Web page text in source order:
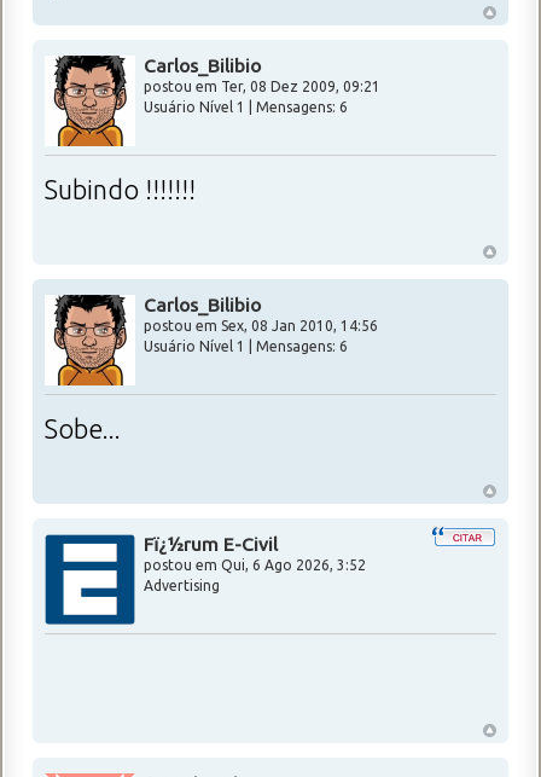
Carlos_Bilibio
postou em Ter, 08 Dez 2009, 09:21
Usuário Nível 1 | Mensagens: 6
Subindo !!!!!!!
Carlos_Bilibio
postou em Sex, 08 Jan 2010, 14:56
Usuário Nível 1 | Mensagens: 6
Sobe...
Fï¿½rum E-Civil
postou em Qui, 6 Ago 2026, 3:52
Advertising